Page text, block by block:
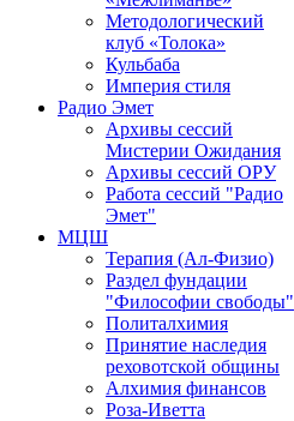
Методологический
клуб «Толока»
Кульбаба
Империя стиля
Радио Эмет
Архивы сессий
Мистерии Ожидания
Архивы сессий ОРУ
Работа сессий "Радио
Эмет"
МЦШ
Терапия (Ал-Физио)
Раздел фундации
"Философии свободы"
Политалхимия
Принятие наследия
реховотской общины
Алхимия финансов
Роза-Иветта